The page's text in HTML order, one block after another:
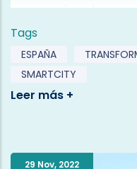
para ayudar a las
de transformación
Inteligentes
. El
transformación
incorporación de
adecuar la oferta de
Tags
ESPAÑA
SMARTCITY
29 Nov, 2022